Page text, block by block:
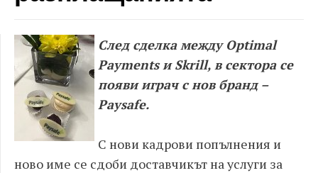
След сделка между Optimal
Payments и Skrill, в сектора се
появи играч с нов бранд –
Paysafe.
С нови кадрови попълнения и
ново име се сдоби доставчикът на услуги за